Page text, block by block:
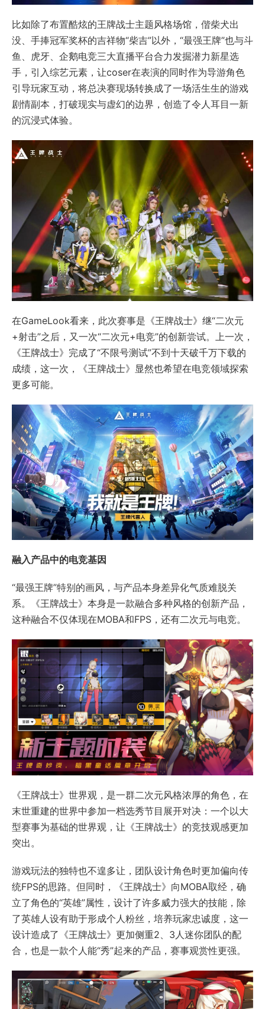
比如除了布置酷炫的王牌战士主题风格场馆，偕柴犬出
没、手捧冠军奖杯的吉祥物“柴吉”以外，“最强王牌”也与斗
鱼、虎牙、企鹅电竞三大直播平台合力发掘潜力新星选
手，引入综艺元素，让coser在表演的同时作为导游角色
引导玩家互动，将总决赛现场转换成了一场活生生的游戏
剧情副本，打破现实与虚幻的边界，创造了令人耳目一新
的沉浸式体验。
在GameLook看来，此次赛事是《王牌战士》继“二次元
+射击”之后，又一次“二次元+电竞”的创新尝试。上一次，
《王牌战士》完成了“不限号测试”不到十天破千万下载的
成绩，这一次，《王牌战士》显然也希望在电竞领域探索
更多可能。
融入产品中的电竞基因
“最强王牌”特别的画风，与产品本身差异化气质难脱关
系。《王牌战士》本身是一款融合多种风格的创新产品，
这种融合不仅体现在MOBA和FPS，还有二次元与电竞。
《王牌战士》世界观，是一群二次元风格浓厚的角色，在
末世重建的世界中参加一档选秀节目展开对决：一个以大
型赛事为基础的世界观，让《王牌战士》的竞技观感更加
突出。
游戏玩法的独特也不遑多让，团队设计角色时更加偏向传
统FPS的思路。但同时，《王牌战士》向MOBA取经，确
立了角色的“英雄”属性，设计了许多威力强大的技能，除
了英雄人设有助于形成个人粉丝，培养玩家忠诚度，这一
设计造成了《王牌战士》更加侧重2、3人迷你团队的配
合，也是一款个人能“秀”起来的产品，赛事观赏性更强。